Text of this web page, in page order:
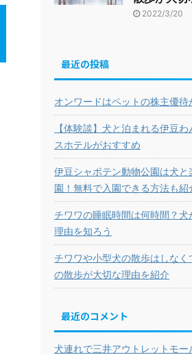
2022/3/20
最近の投稿
オンワードはペットの株主優待
【体験談】犬と泊まれる伊豆
スホテルがおすすめ
伊豆シャボテン動物公園は犬と
園！無料で入園できる方法も紹
チワワの睡眠時間は何時間？犬
理由を知ろう
チワワや小型犬の散歩はしなく
の散歩が大切な理由を紹介
最近のコメント
犬連れで三井アウトレットモー